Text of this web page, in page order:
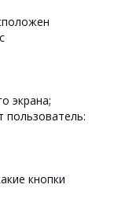
экрана;
пользователь:
кнопки